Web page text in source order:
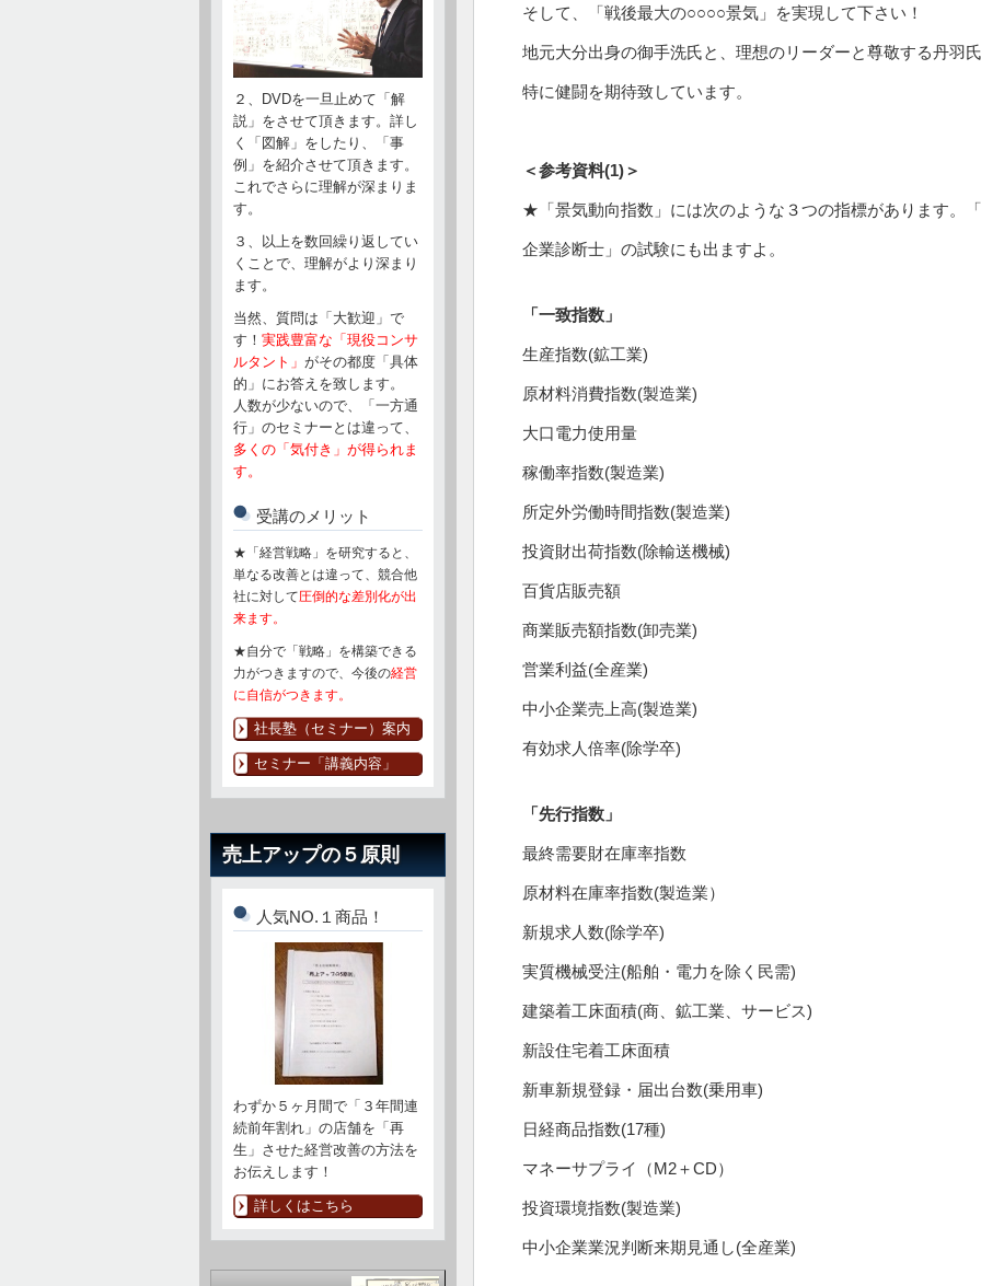
そして、「戦後最大の○○○○景気」を実現して下さい！
地元大分出身の御手洗氏と、理想のリーダーと尊敬する丹羽
特に健闘を期待致しています。
＜参考資料(1)＞
★「景気動向指数」には次のような３つの指標があります。
企業診断士」の試験にも出ますよ。
「一致指数」
生産指数(鉱工業)
原材料消費指数(製造業)
大口電力使用量
稼働率指数(製造業)
所定外労働時間指数(製造業)
投資財出荷指数(除輸送機械)
百貨店販売額
商業販売額指数(卸売業)
営業利益(全産業)
中小企業売上高(製造業)
有効求人倍率(除学卒)
「先行指数」
最終需要財在庫率指数
原材料在庫率指数(製造業）
新規求人数(除学卒)
実質機械受注(船舶・電力を除く民需)
建築着工床面積(商、鉱工業、サービス)
新設住宅着工床面積
新車新規登録・届出台数(乗用車)
日経商品指数(17種)
マネーサプライ（M2＋CD）
投資環境指数(製造業)
中小企業業況判断来期見通し(全産業)
２、DVDを一旦止めて「解
説」をさせて頂きます。詳し
く「図解」をしたり、「事
例」を紹介させて頂きます。
これでさらに理解が深まりま
す。
３、以上を数回繰り返してい
くことで、理解がより深まり
ます。
当然、質問は「大歓迎」で
す！ 実践豊富な「現役コンサ
ルタント」 がその都度「具体
的」にお答えを致します。
人数が少ないので、「一方通
行」のセミナーとは違って、
多くの「気付き」が得られま
す。
受講のメリット
★「経営戦略」を研究すると、
単なる改善とは違って、競合他
社に対して圧倒的な差別化が出
来ます。
★自分で「戦略」を構築できる
力がつきますので、今後の経営
に自信がつきます。
社長塾（セミナー）案内
セミナー「講義内容」
売上アップの５原則
人気NO.１商品！
わずか５ヶ月間で「３年間連
続前年割れ」の店舗を「再
生」させた経営改善の方法を
お伝えします！
詳しくはこちら